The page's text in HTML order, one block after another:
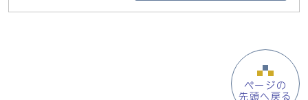
ページの
先頭へ戻る